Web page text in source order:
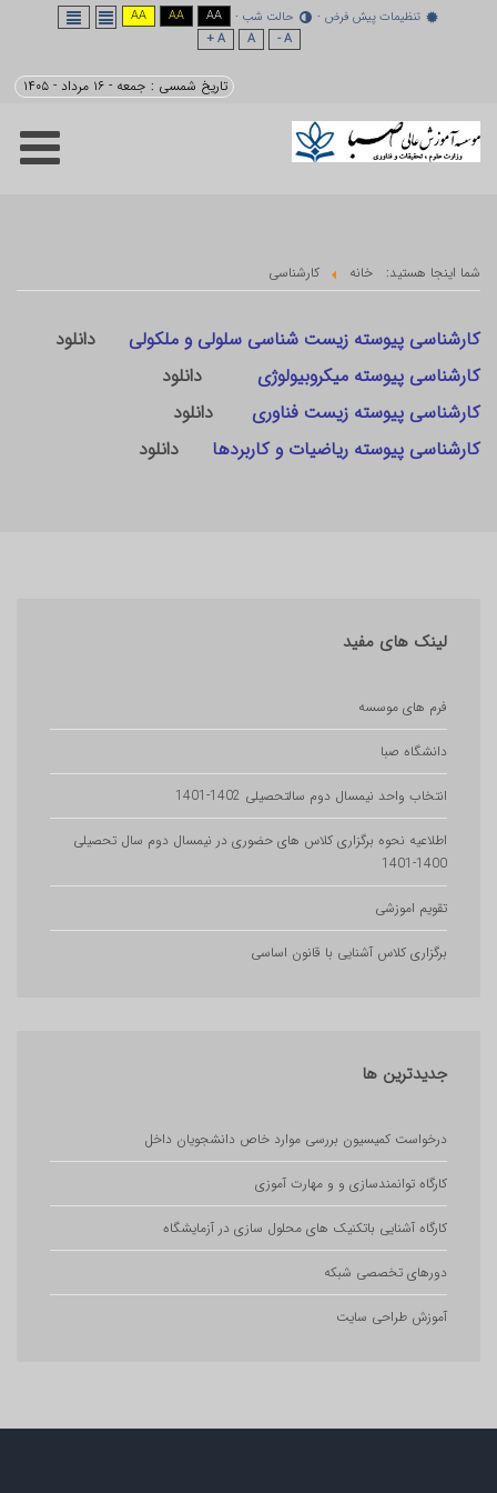
تنظیمات پیش فرض حالت شب AA
AA
AA
تاریخ شمسی : جمعه - ۱۶ مرداد - ۱۴۰۵
خانه کارشناسی
پیوسته زیست شناسی سلولی و ملکولیدانلود
پیوسته میکروبیولوژیدانلود
پیوسته زیست فناوریدانلود
پیوسته ریاضیات و کاربردهادانلود
های مفید
موسسه
واحد نیمسال دوم سالتحصیلی 1402-1401
نحوه برگزاری کلاس های حضوری در نیمسال دوم سال تحصیلی
کلاس آشنایی با قانون اساسی
ها
کمیسیون بررسی موارد خاص دانشجویان داخل
توانمندسازی و و مهارت آموزی
آشنایی باتکنیک های محلول سازی در آزمایشگاه
تخصصی شبکه
طراحی سایت